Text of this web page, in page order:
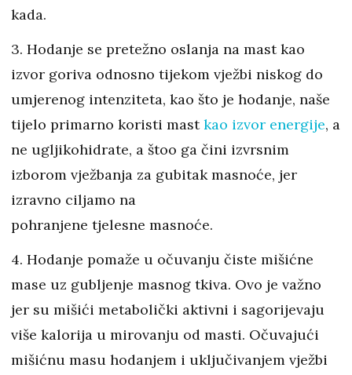
kada.
3. Hodanje se pretežno oslanja na mast kao
izvor goriva odnosno tijekom vježbi niskog do
umjerenog intenziteta, kao što je hodanje, naše
tijelo primarno koristi mastkao izvor energije, a
ne ugljikohidrate, a štoo ga čini izvrsnim
izborom vježbanja za gubitak masnoće, jer
izravno ciljamo na
pohranjene tjelesne masnoće.
4. Hodanje pomaže u očuvanju čiste mišićne
mase uz gubljenje masnog tkiva. Ovo je važno
jer su mišići metabolički aktivni i sagorijevaju
više kalorija u mirovanju od masti. Očuvajući
mišićnu masu hodanjem i uključivanjem vježbi